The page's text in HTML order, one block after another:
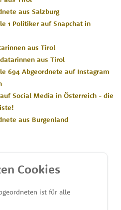
aus Salzburg
1 Politiker auf Snapchat in
aus Tirol
aus Tirol
694 Abgeordnete auf Instagram
Social Media in Österreich - die
aus Burgenland
von
Cookies
ist für alle